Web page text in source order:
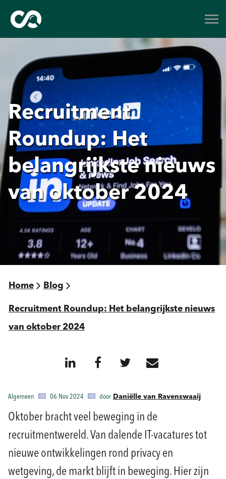
Recruitment
Roundup: Het
belangrijkste nieuws
van oktober 2024
Home Blog
Recruitment Roundup: Het belangrijkste nieuws
van oktober 2024
Algemeen 06 Nov 2024 door Daniëlle van Ravenswaaij
Oktober bracht veel beweging in de
recruitmentwereld. Van dalende IT-vacatures tot
nieuwe ontwikkelingen rond privacy en
wetgeving, de markt blijft in beweging. Hier zijn